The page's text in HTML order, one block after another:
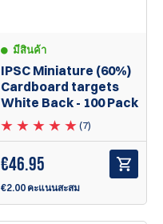
มีสินค้า
IPSC Miniature (60%)
Cardboard targets
White Back - 100 Pack
(7)
€46.95
€2.00 คะแนนสะสม